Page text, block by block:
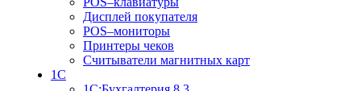
Дисплей покупателя
POS–мониторы
Принтеры чеков
Считыватели магнитных карт
1С